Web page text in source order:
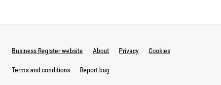
Business Register website About Privacy Cookies
Terms and conditions Report bug